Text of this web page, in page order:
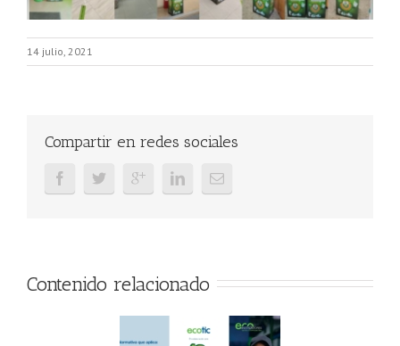
14 julio, 2021
Compartir en redes sociales
Contenido relacionado